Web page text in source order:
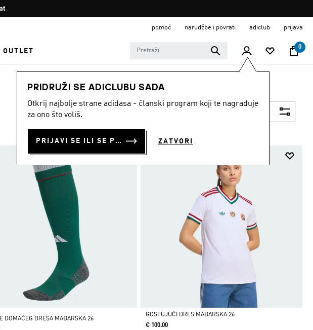
pomoć narudžbe i povrati adiclub prijava
OUTLET
0
PRIDRUŽI SE ADICLUBU SADA
Otkrij najbolje strane adidasa - članski program koji te nagrađuje
za ono što voliš.
PRIJAVI SE ILI SE PRIDRUŽI SADA ZATVORI
DOMAĆEG DRESA MAĐARSKA 26
GOSTUJUĆI DRES MAĐARSKA 26
€ 100.00